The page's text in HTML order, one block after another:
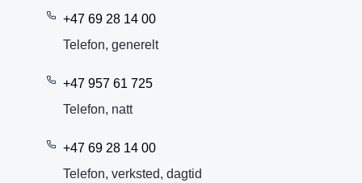
+47 69 28 14 00
Telefon, generelt
+47 957 61 725
Telefon, natt
+47 69 28 14 00
Telefon, verksted, dagtid